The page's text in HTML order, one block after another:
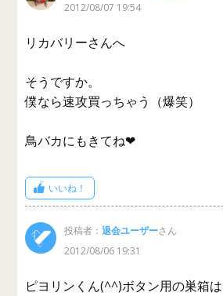
2012/08/07 19:54
リカバリーさんへ
そうですか。
僕なら速攻買っちゃう（爆笑）
鳥バカにもきてね❤
いいね！
投稿者：退会ユーザーさん
2012/08/06 19:31
ピヨリンくん(^^)ボタン用の巣箱は